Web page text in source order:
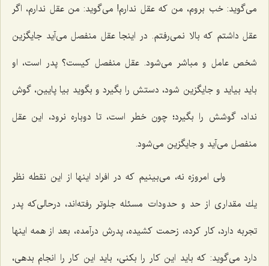
می‌گوید: خب بروم، من كه عقل ندارم! می‌گوید: من عقل ندارم، اگر
عقل داشتم كه بالا نمی‌رفتم. در اینجا عقل منفصل می‌آید جایگزین
شخص عامل و مباشر می‌شود. عقل منفصل كیست؟ پدر است، او
باید بیاید و جایگزین شود، دستش را بگیرد و بگوید بیا پایین، گوش
نداد، گوشش را بگیرد؛ چون خطر است، تا دوباره نرود، این عقل
منفصل می‌آید و جایگزین می‌شود.
ولی امروزه نه، می‌بینیم كه در افراد اینها از این نقطه نظر
یك مقداری از حد و حدودات مسئله جلوتر رفته‌اند، درحالی‌كه پدر
تجربه دارد، كار كرده، زحمت كشیده، پدرش درآمده، بعد از همه اینها
دارد می‌گوید: كه باید این كار را بكنی، باید این كار را انجام بدهی،